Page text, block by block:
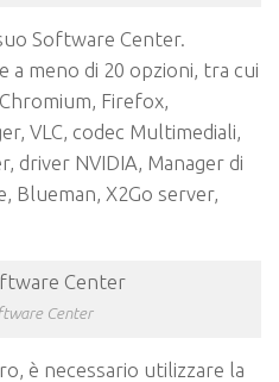
Software Center.
a meno di 20 opzioni, tra cui
Firefox,
VLC, codec Multimediali,
driver NVIDIA, Manager di
Blueman, X2Go server,
Center
è necessario utilizzare la